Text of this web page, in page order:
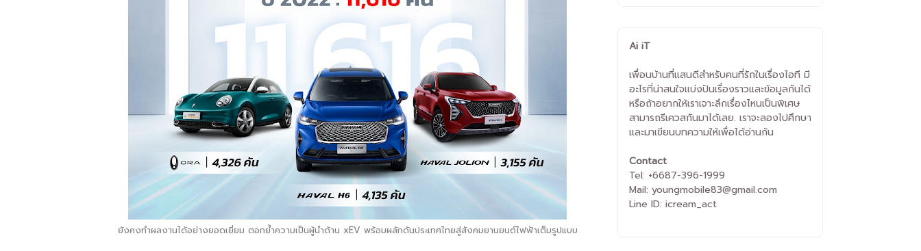
ยังคงทำผลงานได้อย่างยอดเยี่ยม ตอกย้ำความเป็นผู้นำด้าน xEV พร้อมผลักดันประเทศไทยสู่สังคมยานยนต์ไฟฟ้าเต็มรูปแบบ
Ai iT
เพื่อนบ้านที่แสนดีสำหรับคนที่รักในเรื่องไอที มี
อะไรที่น่าสนใจแบ่งปันเรื่องราวและข้อมูลกันได้
หรือถ้าอยากให้เราเจาะลึกเรื่องไหนเป็นพิเศษ
สามารถรีเควสกันมาได้เลย. เราจะลองไปศึกษา
และมาเขียนบทความให้เพื่อได้อ่านกัน
Contact
Tel: +6687-396-1999
Mail: youngmobile83@gmail.com
Line ID: icream_act